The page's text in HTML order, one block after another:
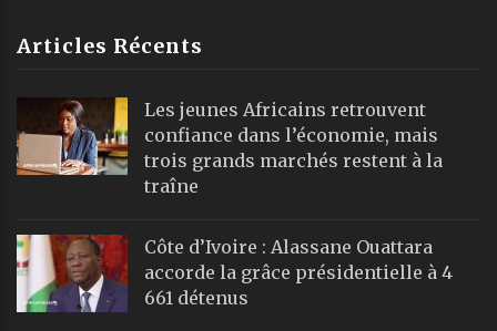
Articles Récents
Les jeunes Africains retrouvent
confiance dans l’économie, mais
trois grands marchés restent à la
traîne
Côte d’Ivoire : Alassane Ouattara
accorde la grâce présidentielle à 4
661 détenus